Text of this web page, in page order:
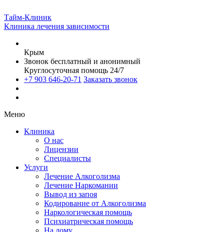
Тайм-Клиник
Клиника лечения зависимости
Крым
Звонок бесплатный и анонимный
Круглосуточная помощь 24/7
+7 903 646-20-71 Заказать звонок
Меню
Клиника
О нас
Лицензии
Специалисты
Услуги
Лечение Алкоголизма
Лечение Наркомании
Вывод из запоя
Кодирование от Алкоголизма
Наркологическая помощь
Психиатрическая помощь
На дому